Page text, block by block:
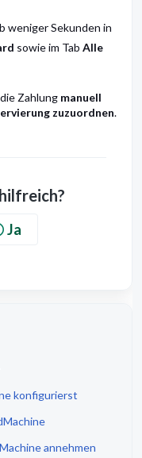
weniger Sekunden in
sowie im Tab Alle
Zahlung manuell
zuzuordnen.
Ja
konfigurierst
annehmen